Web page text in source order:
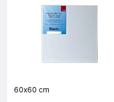
60x60 cm